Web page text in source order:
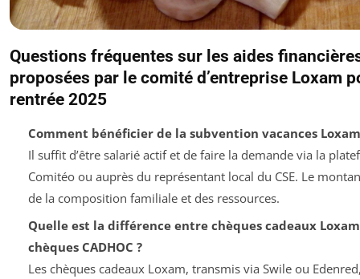
Questions fréquentes sur les aides
proposées par le comité d’entreprise Loxam
rentrée 2025
Comment bénéficier de la subvention vacances
Il suffit d’être salarié actif et de faire la demande via la
Comitéo ou auprès du représentant local du CSE. Le
de la composition familiale et des ressources.
Quelle est la différence entre chèques cadeaux
chèques CADHOC ?
Les chèques cadeaux Loxam, transmis via Swile ou